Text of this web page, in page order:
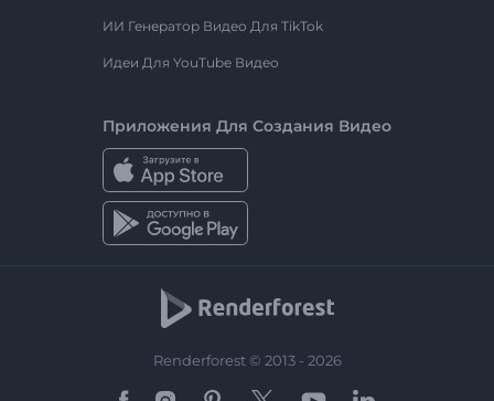
ИИ Генератор Видео Для TikTok
Идеи Для YouTube Видео
Приложения Для Создания Видео
Renderforest © 2013 - 2026